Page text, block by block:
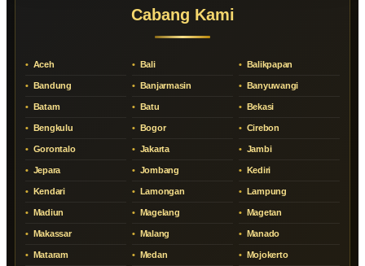
Cabang Kami
Aceh Bali Balikpapan
Bandung Banjarmasin Banyuwangi
Batam Batu Bekasi
Bengkulu Bogor Cirebon
Gorontalo Jakarta Jambi
Jepara Jombang Kediri
Kendari Lamongan Lampung
Madiun Magelang Magetan
Makassar Malang Manado
Mataram Medan Mojokerto